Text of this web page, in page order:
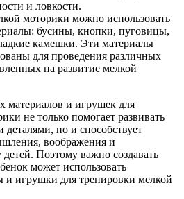
и ловкости.
моторики можно использовать
бусины, кнопки, пуговицы,
камешки. Эти материалы
для проведения различных
на развитие мелкой
материалов и игрушек для
не только помогает развивать
но и способствует
воображения и
Поэтому важно создавать
может использовать
и игрушки для тренировки мелкой